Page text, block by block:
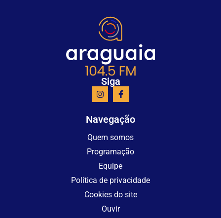
Siga
Navegação
Quem somos
Programação
Equipe
Política de privacidade
Cookies do site
Ouvir